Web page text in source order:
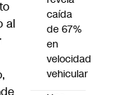
al
caída
de 67%
en
velocidad
vehicular